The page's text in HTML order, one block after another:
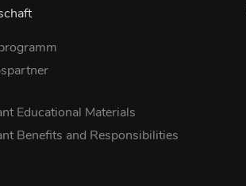
Educational Materials
Benefits and Responsibilities